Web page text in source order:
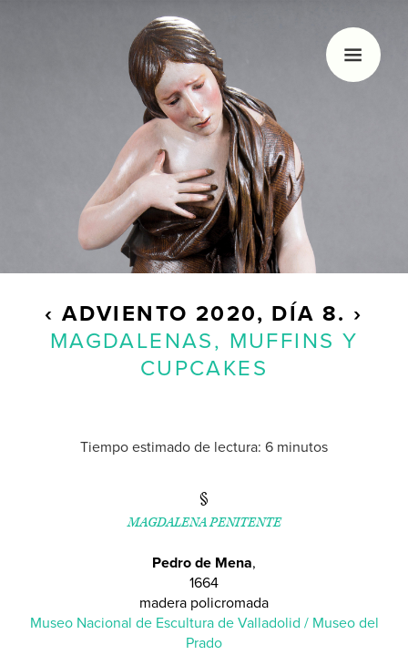
‹ADVIENTO 2020, DÍA 8. ›
MAGDALENAS, MUFFINS Y
CUPCAKES
Tiempo estimado de lectura: 6 minutos
MAGDALENA PENITENTE
Pedro de Mena,
1664
madera policromada
Museo Nacional de Escultura de Valladolid / Museo del
Prado
HOLA, SOY MARGÓ
Me gusta la navidad, nadar, dibujar y los
calendarios de Adviento. Hace unos años decidí
empezar con este blog que sólo actualizo
veinticuatro días al año.
Inicio
2019
2015/2014/2013
Regalos de Adviento
Índice de materias